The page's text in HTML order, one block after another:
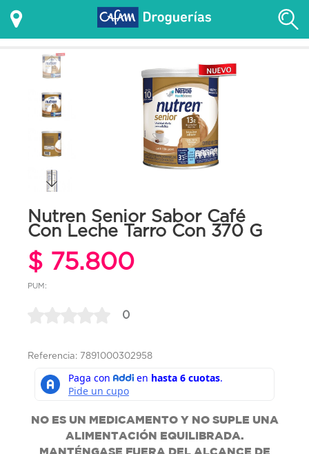
Nutren Senior Sabor Café
Con Leche Tarro Con 370 G
$ 75.800
PUM:
0
Referencia: 7891000302958
NO ES UN MEDICAMENTO Y NO SUPLE UNA
ALIMENTACIÓN EQUILIBRADA.
MANTÉNGASE FUERA DEL ALCANCE DE